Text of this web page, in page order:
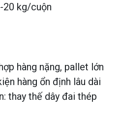
20 kg/cuộn
hàng nặng, pallet lớn
hàng ổn định lâu dài
thay thế dây đai thép